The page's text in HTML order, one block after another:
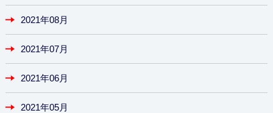
2021年08月
2021年07月
2021年06月
2021年05月